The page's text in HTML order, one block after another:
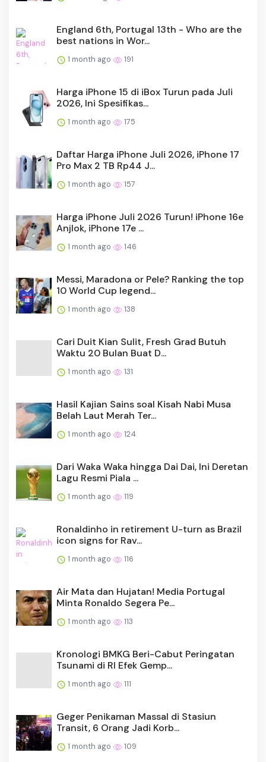
England 6th, Portugal 13th - Who are the
best nations in Wor...
1 month ago 191
Harga iPhone 15 di iBox Turun pada Juli
2026, Ini Spesifikas...
1 month ago 175
Daftar Harga iPhone Juli 2026, iPhone 17
Pro Max 2 TB Rp44 J...
1 month ago 157
Harga iPhone Juli 2026 Turun! iPhone 16e
Anjlok, iPhone 17e ...
1 month ago 146
Messi, Maradona or Pele? Ranking the top
10 World Cup legend...
1 month ago 138
Cari Duit Kian Sulit, Fresh Grad Butuh
Waktu 20 Bulan Buat D...
1 month ago 131
Hasil Kajian Sains soal Kisah Nabi Musa
Belah Laut Merah Ter...
1 month ago 124
Dari Waka Waka hingga Dai Dai, Ini Deretan
Lagu Resmi Piala ...
1 month ago 119
Ronaldinho in retirement U-turn as Brazil
icon signs for Rav...
1 month ago 116
Air Mata dan Hujatan! Media Portugal
Minta Ronaldo Segera Pe...
1 month ago 113
Kronologi BMKG Beri-Cabut Peringatan
Tsunami di RI Efek Gemp...
1 month ago 111
Geger Penikaman Massal di Stasiun
Transit, 6 Orang Jadi Korb...
1 month ago 109